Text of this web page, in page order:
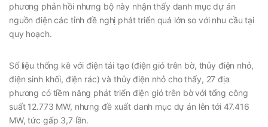
phương phản hồi nhưng bộ này nhận thấy danh mục dự án
nguồn điện các tỉnh đề nghị phát triển quá lớn so với nhu cầu tại
quy hoạch.
Số liệu thống kê với điện tái tạo (điện gió trên bờ, thủy điện nhỏ,
điện sinh khối, điện rác) và thủy điện nhỏ cho thấy, 27 địa
phương có tiềm năng phát triển điện gió trên bờ với tổng công
suất 12.773 MW, nhưng đề xuất danh mục dự án lên tới 47.416
MW, tức gấp 3,7 lần.